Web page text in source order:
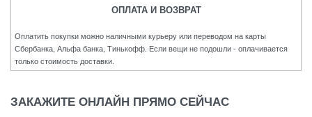
ОПЛАТА И ВОЗВРАТ
Оплатить покупки можно наличными курьеру или переводом на карты
Сбербанка, Альфа банка, Тинькофф. Если вещи не подошли - оплачивается
только стоимость доставки.
ЗАКАЖИТЕ ОНЛАЙН ПРЯМО СЕЙЧАС